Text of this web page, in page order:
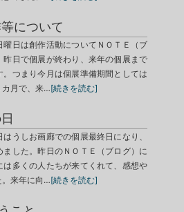
について
曜日は創作活動についてＮＯＴＥ（ブ
昨日で個展が終わり、来年の個展まで
。つまり今月は個展準備期間としては
カ月で、来…[続きを読む]
うしお画廊での個展最終日になり、
した。昨日のＮＯＴＥ（ブログ）に
は多くの人たちが来てくれて、感想や
。来年に向…[続きを読む]